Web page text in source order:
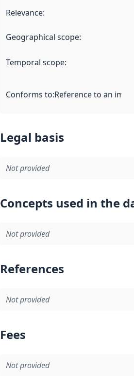
Relevance:
Geographical scope:
Temporal scope:
Conforms to:Reference to an
Legal basis
Not provided
Concepts used in the
Not provided
References
Not provided
Fees
Not provided